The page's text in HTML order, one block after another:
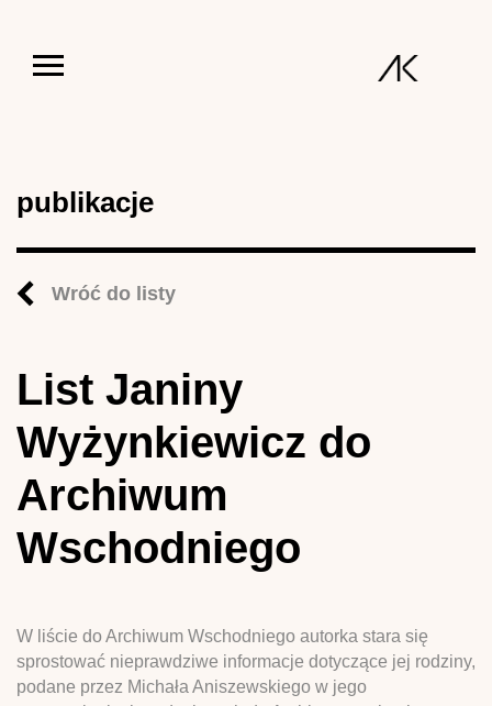
publikacje
Wróć do listy
List Janiny
Wyżynkiewicz do
Archiwum
Wschodniego
W liście do Archiwum Wschodniego autorka stara się
sprostować nieprawdziwe informacje dotyczące jej rodziny,
podane przez Michała Aniszewskiego w jego